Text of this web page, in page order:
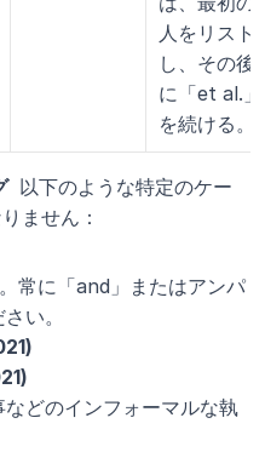
人をリスト
し、その後
に「et al.」
を続ける。
以下のような特定のケー
ません：
常に「and」またはアンパ
い。
どのインフォーマルな執